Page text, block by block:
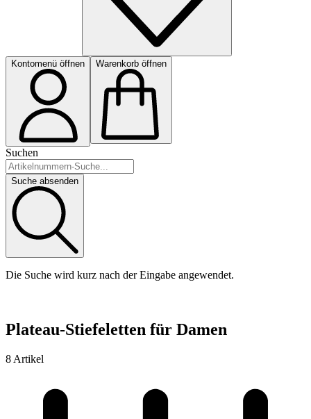
Kontomenü öffnen Warenkorb öffnen
Suchen
Suche absenden
Die Suche wird kurz nach der Eingabe angewendet.
Plateau-Stiefeletten für Damen
8 Artikel